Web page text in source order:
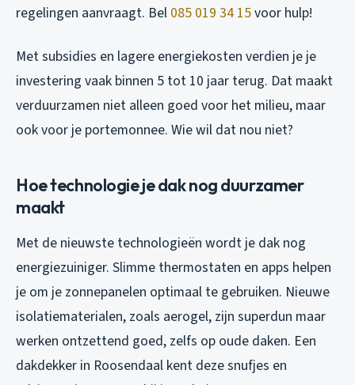
regelingen aanvraagt. Bel 085 019 34 15voor hulp!
Met subsidies en lagere energiekosten verdien je je
investering vaak binnen 5 tot 10 jaar terug. Dat maakt
verduurzamen niet alleen goed voor het milieu, maar
ook voor je portemonnee. Wie wil dat nou niet?
Hoe technologie je dak nog duurzamer
maakt
Met de nieuwste technologieën wordt je dak nog
energiezuiniger. Slimme thermostaten en apps helpen
je om je zonnepanelen optimaal te gebruiken. Nieuwe
isolatiematerialen, zoals aerogel, zijn superdun maar
werken ontzettend goed, zelfs op oude daken. Een
dakdekker in Roosendaal kent deze snufjes en